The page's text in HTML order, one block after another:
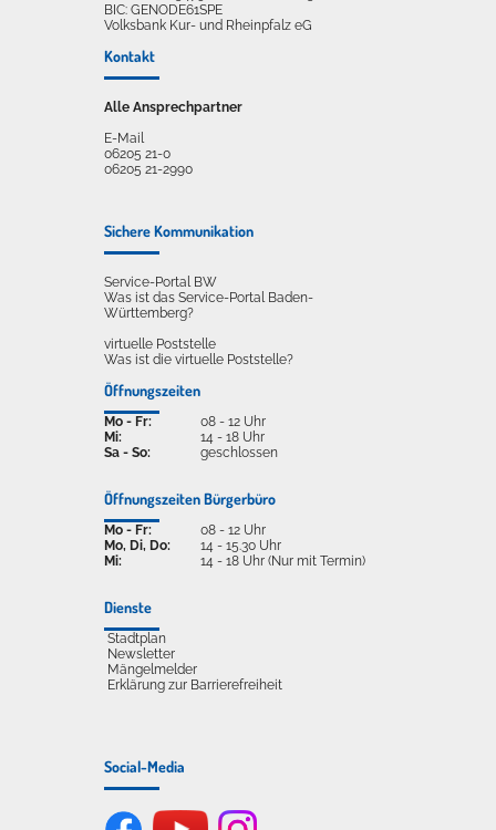
BIC: GENODE61SPE
Volksbank Kur- und Rheinpfalz eG
Kontakt
Alle Ansprechpartner
E-Mail
06205 21-0
06205 21-2990
Sichere Kommunikation
Service-Portal BW
Was ist das Service-Portal Baden-
Württemberg?
virtuelle Poststelle
Was ist die virtuelle Poststelle?
Öffnungszeiten
Mo - Fr:
Mi:
Sa - So:
08 - 12 Uhr
14 - 18 Uhr
geschlossen
Öffnungszeiten Bürgerbüro
Mo - Fr:
Mo, Di, Do:
Mi:
08 - 12 Uhr
14 - 15.30 Uhr
14 - 18 Uhr (Nur mit Termin)
Dienste
Stadtplan
Newsletter
Mängelmelder
Erklärung zur Barrierefreiheit
Social-Media